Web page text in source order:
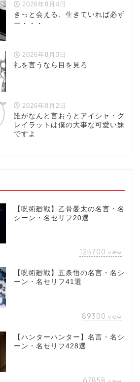
2026年8月4日
きっと会える、生きていれば必ず
ー・・・
2026年8月3日
礼を言うなら目を見ろ
2026年8月2日
誰がなんと言おうとアイシャ・グ
レイラットは僕の大事な可愛い妹
ですよ
【呪術廻戦】乙骨憂太の名言・名
シーン・名セリフ20選
125700 view
【呪術廻戦】五条悟の名言・名シ
ーン・名セリフ41選
89300 view
【ハンターハンター】名言・名シ
ーン・名セリフ428選